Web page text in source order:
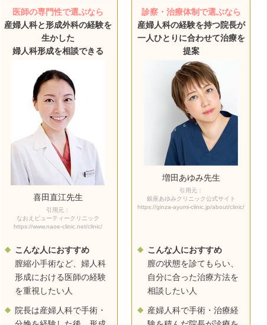
医師の専門性で選ぶなら
産婦人科と形成外科の経験を
生かした
婦人科形成を相談できる
喜田直江先生
引用元：
なおえビューティークリニック
https://www.naoe-clinic.net/clinic/
こんな人におすすめ
膣縮小手術など、婦人科
形成における医師の経験
を重視したい人
院長は産婦人科で手術・
診察・治療体制で選ぶなら
産婦人科の経験を持つ院長が
一人ひとりに合わせて治療を
提案
増田あゆみ先生
引用元：
銀座あゆみクリニック公式サイト
https://ginza-ayumi-clinic.jp/about/clinic/
こんな人におすすめ
膣の状態を診てもらい、
自分に合った治療方法を
相談したい人
産婦人科で手術・治療経